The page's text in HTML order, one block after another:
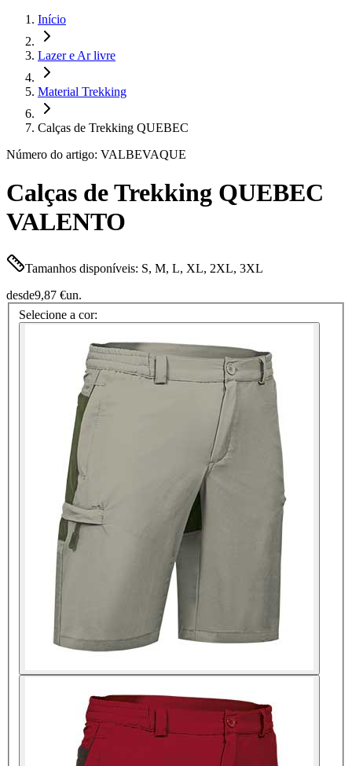
Início
Lazer e Ar livre
Material Trekking
Calças de Trekking QUEBEC
Número do artigo: VALBEVAQUE
Calças de Trekking QUEBEC
VALENTO
Tamanhos disponíveis: S, M, L, XL, 2XL, 3XL
desde9,87 €un.
Selecione a cor: